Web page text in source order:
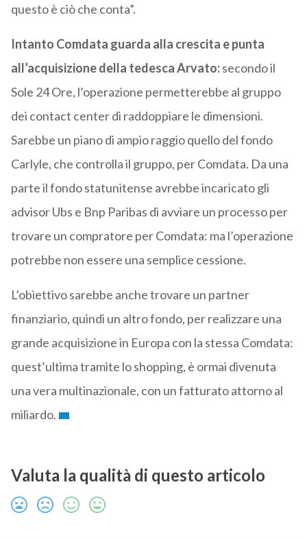
questo è ciò che conta”.
Intanto Comdata guarda alla crescita e punta
all’acquisizione della tedesca Arvato:secondo il
Sole 24 Ore, l’operazione permetterebbe al gruppo
dei contact center di raddoppiare le dimensioni.
Sarebbe un piano di ampio raggio quello del fondo
Carlyle, che controlla il gruppo, per Comdata. Da una
parte il fondo statunitense avrebbe incaricato gli
advisor Ubs e Bnp Paribas di avviare un processo per
trovare un compratore per Comdata: ma l’operazione
potrebbe non essere una semplice cessione.
L’obiettivo sarebbe anche trovare un partner
finanziario, quindi un altro fondo, per realizzare una
grande acquisizione in Europa con la stessa Comdata:
quest’ultima tramite lo shopping, è ormai divenuta
una vera multinazionale, con un fatturato attorno al
miliardo.
Valuta la qualità di questo articolo